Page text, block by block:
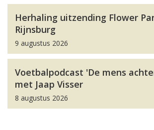
Herhaling uitzending Flower
Rijnsburg
9 augustus 2026
Voetbalpodcast 'De mens
met Jaap Visser
8 augustus 2026